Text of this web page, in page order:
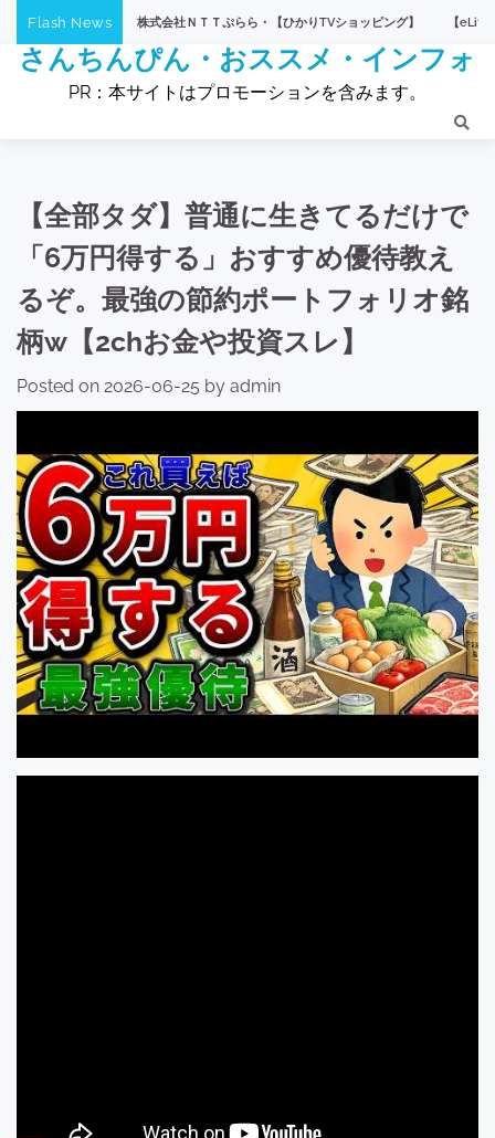
content
Flash News
株式会社ＮＴＴぷらら・【ひかりTVショッピング】 【eLife（イーライフ）】
さんちんぴん・おススメ・インフォ
PR：本サイトはプロモーションを含みます。
【全部タダ】普通に生きてるだけで
「6万円得する」おすすめ優待教え
るぞ。最強の節約ポートフォリオ銘
柄w【2chお金や投資スレ】
Posted on 2026-06-25 by admin